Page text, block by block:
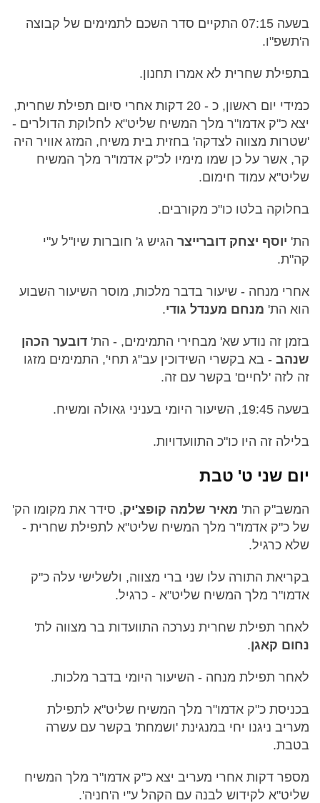
בשעה 07:15 התקיים סדר השכם לתמימים של קבוצה
ה'תשפ"ו.
בתפילת שחרית לא אמרו תחנון.
כמידי יום ראשון, כ - 20 דקות אחרי סיום תפילת שחרית,
יצא כ"ק אדמו"ר מלך המשיח שליט"א לחלוקת הדולרים -
'שטרות מצווה לצדקה' בחזית בית משיח, המזג אוויר היה
קר, אשר על כן שמו מימיו לכ"ק אדמו"ר מלך המשיח
שליט"א עמוד חימום.
בחלוקה בלטו כו"כ מקורבים.
הת' יוסף יצחק דוברייצר הגיש ג' חוברות שיו"ל ע"י
קה"ת.
אחרי מנחה - שיעור בדבר מלכות, מוסר השיעור השבוע
הוא הת' מנחם מענדל גודי.
בזמן זה נודע שא' מבחירי התמימים, - הת' דובער הכהן
שנהב - בא בקשרי השידוכין עב"ג תחי', התמימים מזגו
זה לזה 'לחיים' בקשר עם זה.
בשעה 19:45, השיעור היומי בעניני גאולה ומשיח.
בלילה זה היו כו"כ התוועדויות.
יום שני ט' טבת
המשב"ק הת' מאיר שלמה קופצ'יק, סידר את מקומו הק'
של כ"ק אדמו"ר מלך המשיח שליט"א לתפילת שחרית -
שלא כרגיל.
בקריאת התורה עלו שני ברי מצווה, ולשלישי עלה כ"ק
אדמו"ר מלך המשיח שליט"א - כרגיל.
לאחר תפילת שחרית נערכה התוועדות בר מצווה לת'
נחום קאגן.
לאחר תפילת מנחה - השיעור היומי בדבר מלכות.
בכניסת כ"ק אדמו"ר מלך המשיח שליט"א לתפילת
מעריב ניגנו יחי במנגינת 'ושמחת' בקשר עם עשרה
בטבת.
מספר דקות אחרי מעריב יצא כ"ק אדמו"ר מלך המשיח
שליט"א לקידוש לבנה עם הקהל ע''י ה'חניה'.